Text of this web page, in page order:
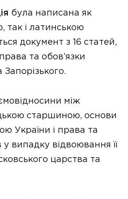
була написана як
так і латинською
документ з 16 статей,
та обов’язки
Запорізького.
між
старшиною, основи
України і права та
у випадку відвоювання її
царства та